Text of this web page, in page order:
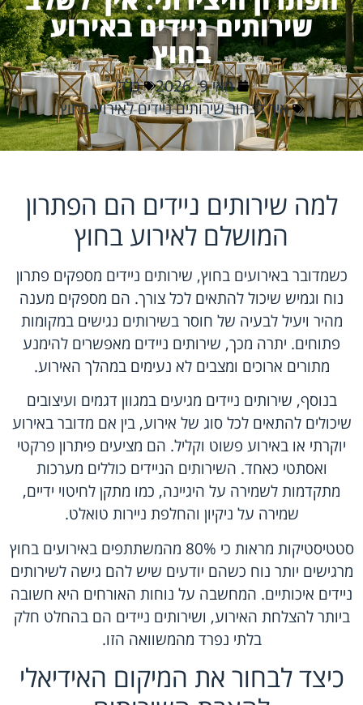
שירותים ניידים באירוע
בחוץ
מאי 9, 2026
כללי
איך לבחור שירותים ניידים לאירוע בחוץ
למה שירותים ניידים הם הפתרון
המושלם לאירוע בחוץ
כשמדובר באירועים בחוץ, שירותים ניידים מספקים פתרון
נוח וגמיש שיכול להתאים לכל צורך. הם מספקים מענה
מהיר ויעיל לבעיה של חוסר בשירותים נגישים במקומות
פתוחים. יתרה מכך, שירותים ניידים מאפשרים להימנע
מתורים ארוכים ומצבים לא נעימים במהלך האירוע.
בנוסף, שירותים ניידים מגיעים במגוון דגמים ועיצובים
שיכולים להתאים לכל סוג של אירוע, בין אם מדובר באירוע
יוקרתי או באירוע פשוט וקליל. הם מציעים פיתרון פרקטי
ואסתטי כאחד. השירותים הניידים כוללים מערכות
מתקדמות לשמירה על היגיינה, כמו מתקן לחיטוי ידיים,
שמירה על ניקיון והחלפת ניירות טואלט.
סטטיסטיקות מראות כי 80% מהמשתתפים באירועים בחוץ
מרגישים יותר נוח כשהם יודעים שיש להם גישה לשירותים
ניידים איכותיים. המחשבה על נוחות האורחים היא חשובה
ביותר להצלחת האירוע, ושירותים ניידים הם בהחלט חלק
בלתי נפרד מהמשוואה הזו.
כיצד לבחור את המיקום האידיאלי